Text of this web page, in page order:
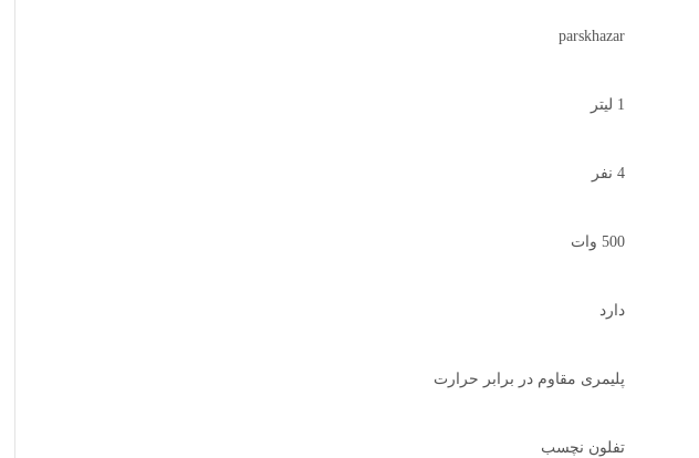
parskhazar
1 لیتر
4 نفر
500 وات
دارد
پلیمری مقاوم در برابر حرارت
تفلون نچسب